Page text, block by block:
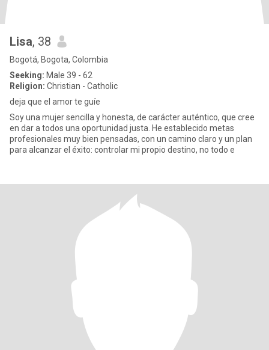
Lisa, 38
Bogotá, Bogota, Colombia
Seeking: Male 39 - 62
Religion: Christian - Catholic
deja que el amor te guíe
Soy una mujer sencilla y honesta, de carácter auténtico, que cree
en dar a todos una oportunidad justa. He establecido metas
profesionales muy bien pensadas, con un camino claro y un plan
para alcanzar el éxito: controlar mi propio destino, no todo e